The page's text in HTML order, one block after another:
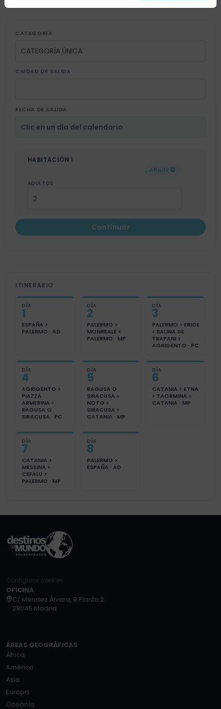
CATEGORÍA
CIUDAD DE SALIDA
FECHA DE SALIDA
HABITACIÓN 1
Añadir
ADULTOS
Continuar
ITINERARIO
DÍA
1
ESPAÑA >
PALERMO · AD
DÍA
2
PALERMO >
MONREALE >
PALERMO · MP
DÍA
3
PALERMO > ERICE
> SALINA DE
TRAPANI >
AGRIGENTO · PC
DÍA
4
AGRIGENTO >
PIAZZA
ARMERINA >
RAGUSA O
SIRACUSA · PC
DÍA
5
RAGUSA O
SIRACUSA >
NOTO >
SIRACUSA >
CATANIA · MP
DÍA
6
CATANIA > ETNA
> TAORMINA >
CATANIA · MP
DÍA
7
CATANIA >
MESSINA >
CEFALU >
PALERMO · MP
DÍA
8
PALERMO >
ESPAÑA · AD
Configurar cookies
OFICINA
C/ Méndez Álvaro, 9 Planta 2
28045 Madrid
ÁREAS GEOGRÁFICAS
África
América
Asia
Europa
Oceanía